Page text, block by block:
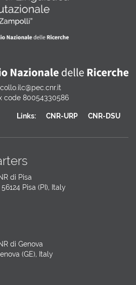
code 80054330586
Links: CNR-URP CNR-DSU
di Pisa
Pisa (PI), Italy
di Genova
(GE), Italy